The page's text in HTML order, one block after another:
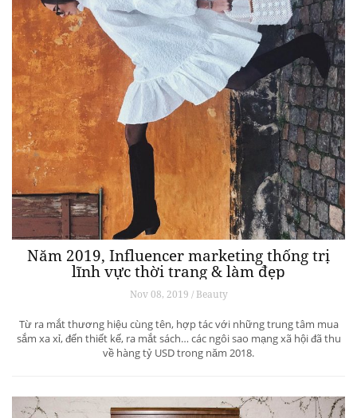
Năm 2019, Influencer marketing thống trị
lĩnh vực thời trang & làm đẹp
Nov 08, 2019 / Beauty
Từ ra mắt thương hiệu cùng tên, hợp tác với những trung tâm mua
sắm xa xỉ, đến thiết kế, ra mắt sách… các ngôi sao mạng xã hội đã thu
về hàng tỷ USD trong năm 2018.